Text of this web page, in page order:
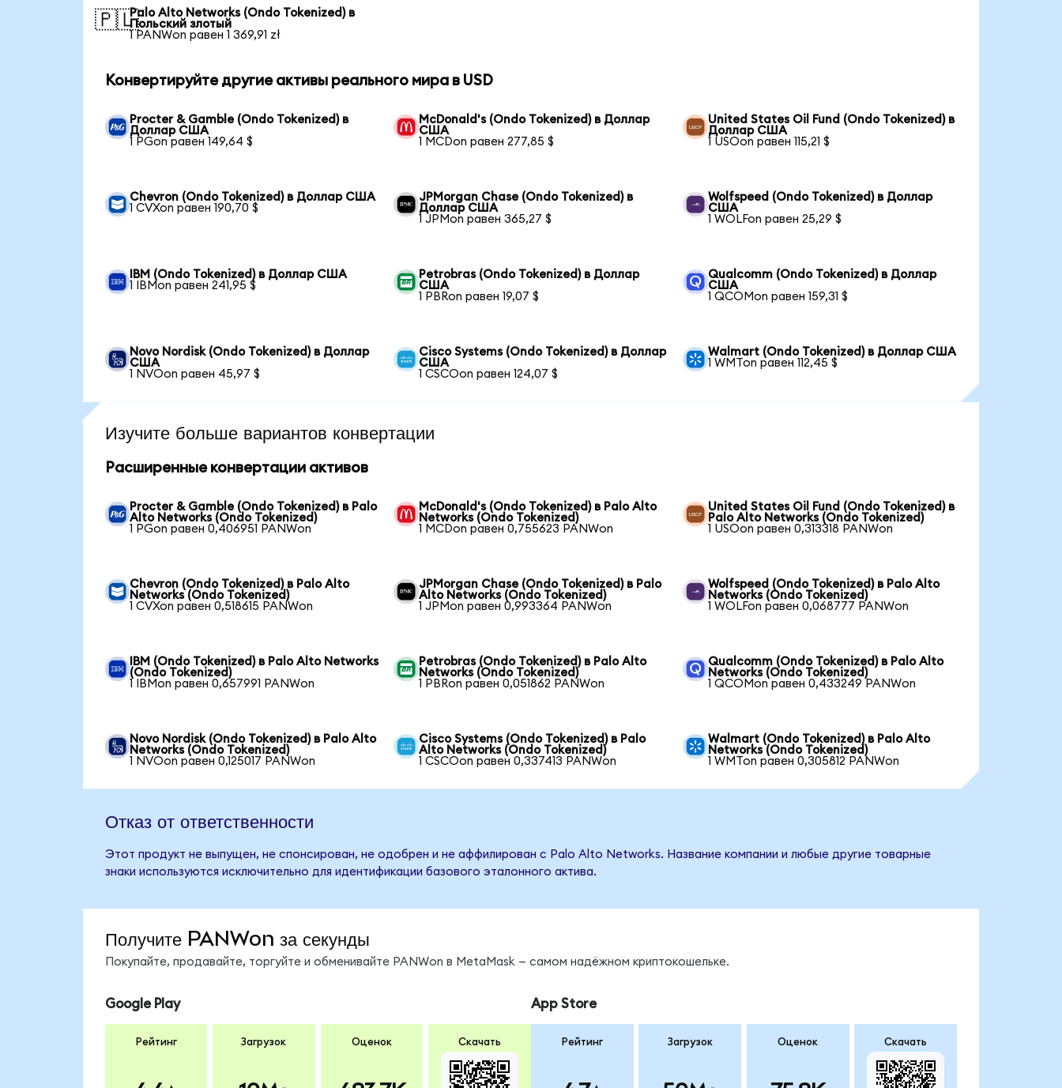
🇵🇱Palo Alto Networks (Ondo Tokenized) в
Польский злотый
1 PANWon равен 1 369,91 zł
Конвертируйте другие активы реального мира в USD
Procter & Gamble (Ondo Tokenized) в
Доллар США
1 PGon равен 149,64 $
McDonald's (Ondo Tokenized) в Доллар
США
1 MCDon равен 277,85 $
United States Oil Fund (Ondo Tokenized) в
Доллар США
1 USOon равен 115,21 $
Chevron (Ondo Tokenized) в Доллар США
1 CVXon равен 190,70 $
JPMorgan Chase (Ondo Tokenized) в
Доллар США
1 JPMon равен 365,27 $
Wolfspeed (Ondo Tokenized) в Доллар
США
1 WOLFon равен 25,29 $
IBM (Ondo Tokenized) в Доллар США
1 IBMon равен 241,95 $
Petrobras (Ondo Tokenized) в Доллар
США
1 PBRon равен 19,07 $
Qualcomm (Ondo Tokenized) в Доллар
США
1 QCOMon равен 159,31 $
Novo Nordisk (Ondo Tokenized) в Доллар
США
1 NVOon равен 45,97 $
Cisco Systems (Ondo Tokenized) в Доллар
США
1 CSCOon равен 124,07 $
Walmart (Ondo Tokenized) в Доллар США
1 WMTon равен 112,45 $
Изучите больше вариантов конвертации
Расширенные конвертации активов
Procter & Gamble (Ondo Tokenized) в Palo
Alto Networks (Ondo Tokenized)
1 PGon равен 0,406951 PANWon
McDonald's (Ondo Tokenized) в Palo Alto
Networks (Ondo Tokenized)
1 MCDon равен 0,755623 PANWon
United States Oil Fund (Ondo Tokenized) в
Palo Alto Networks (Ondo Tokenized)
1 USOon равен 0,313318 PANWon
Chevron (Ondo Tokenized) в Palo Alto
Networks (Ondo Tokenized)
1 CVXon равен 0,518615 PANWon
JPMorgan Chase (Ondo Tokenized) в Palo
Alto Networks (Ondo Tokenized)
1 JPMon равен 0,993364 PANWon
Wolfspeed (Ondo Tokenized) в Palo Alto
Networks (Ondo Tokenized)
1 WOLFon равен 0,068777 PANWon
IBM (Ondo Tokenized) в Palo Alto Networks
(Ondo Tokenized)
1 IBMon равен 0,657991 PANWon
Petrobras (Ondo Tokenized) в Palo Alto
Networks (Ondo Tokenized)
1 PBRon равен 0,051862 PANWon
Qualcomm (Ondo Tokenized) в Palo Alto
Networks (Ondo Tokenized)
1 QCOMon равен 0,433249 PANWon
Novo Nordisk (Ondo Tokenized) в Palo Alto
Networks (Ondo Tokenized)
1 NVOon равен 0,125017 PANWon
Cisco Systems (Ondo Tokenized) в Palo
Alto Networks (Ondo Tokenized)
1 CSCOon равен 0,337413 PANWon
Walmart (Ondo Tokenized) в Palo Alto
Networks (Ondo Tokenized)
1 WMTon равен 0,305812 PANWon
Отказ от ответственности
Этот продукт не выпущен, не спонсирован, не одобрен и не аффилирован с Palo Alto Networks. Название компании и любые другие товарные
знаки используются исключительно для идентификации базового эталонного актива.
Получите PANWon за секунды
Покупайте, продавайте, торгуйте и обменивайте PANWon в MetaMask — самом надёжном криптокошельке.
Google Play
Рейтинг Загрузок Оценок Скачать
App Store
Рейтинг Загрузок Оценок Скачать